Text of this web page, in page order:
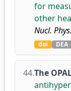
for
other
Nucl.
doi DEA
44.The